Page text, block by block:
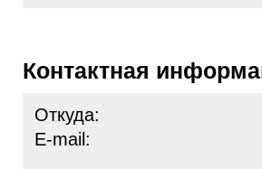
Контактная
Откуда:
E-mail: